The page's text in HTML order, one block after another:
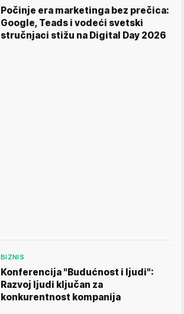
Počinje era marketinga bez prečica:
Google, Teads i vodeći svetski
stručnjaci stižu na Digital Day 2026
BIZNIS
Konferencija "Budućnost i ljudi":
Razvoj ljudi ključan za
konkurentnost kompanija